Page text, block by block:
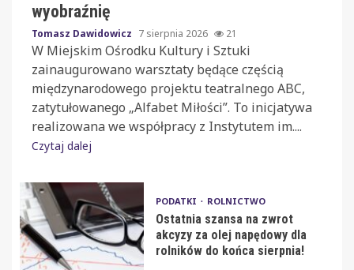
wyobraźnię
Tomasz Dawidowicz 7 sierpnia 2026 21
W Miejskim Ośrodku Kultury i Sztuki
zainaugurowano warsztaty będące częścią
międzynarodowego projektu teatralnego ABC,
zatytułowanego „Alfabet Miłości”. To inicjatywa
realizowana we współpracy z Instytutem im....
Czytaj dalej
PODATKI ROLNICTWO
Ostatnia szansa na zwrot
akcyzy za olej napędowy dla
rolników do końca sierpnia!